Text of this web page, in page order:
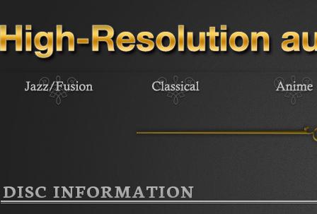
DISC INFORMATION